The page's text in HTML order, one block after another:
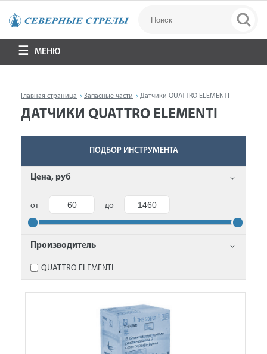
МЕНЮ
Главная страница Запасные части Датчики QUATTRO ELEMENTI
ДАТЧИКИ QUATTRO ELEMENTI
ПОДБОР ИНСТРУМЕНТА
Цена, руб
от до
Производитель
QUATTRO ELEMENTI